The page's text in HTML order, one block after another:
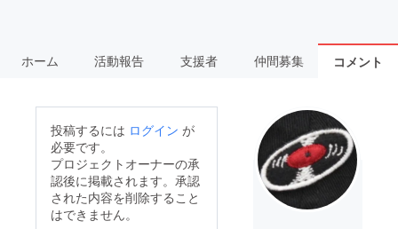
ホーム 活動報告 支援者 仲間募集 コメント
投稿するには ログイン が
必要です。
プロジェクトオーナーの承
認後に掲載されます。承認
された内容を削除すること
はできません。